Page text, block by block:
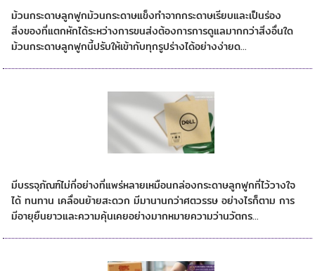
ม้วนกระดาษลูกฟูกม้วนกระดาษแข็งทำจากกระดาษเรียบและเป็นร่อง
สิ่งของที่แตกหักได้ระหว่างการขนส่งต้องการการดูแลมากกว่าสิ่งอื่นใด
ม้วนกระดาษลูกฟูกนี้ปรับให้เข้ากับทุกรูปร่างได้อย่างง่ายด...
มีบรรจุภัณฑ์ไม่กี่อย่างที่แพร่หลายเหมือนกล่องกระดาษลูกฟูกที่ไว้วางใจ
ได้ ทนทาน เคลื่อนย้ายสะดวก มีมานานกว่าศตวรรษ อย่างไรก็ตาม การ
มีอายุยืนยาวและความคุ้นเคยอย่างมากหมายความว่านวัตกร...